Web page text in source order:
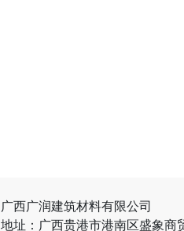
广西广润建筑材料有限公司
地址： 广西贵港市港南区盛象商